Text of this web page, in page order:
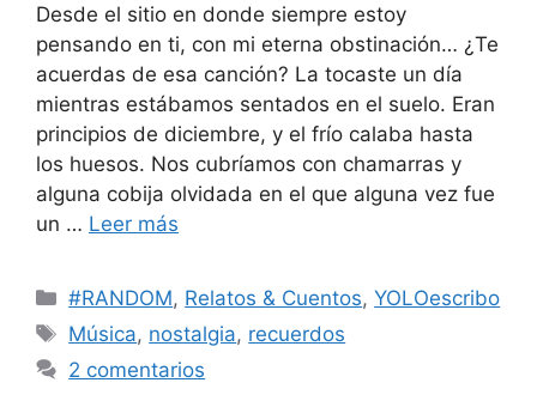
Desde el sitio en donde siempre estoy
pensando en ti, con mi eterna obstinación… ¿Te
acuerdas de esa canción? La tocaste un día
mientras estábamos sentados en el suelo. Eran
principios de diciembre, y el frío calaba hasta
los huesos. Nos cubríamos con chamarras y
alguna cobija olvidada en el que alguna vez fue
un … Leer más
Categorías
#RANDOM, Relatos & Cuentos,YOLOescribo
Etiquetas
Música, nostalgia, recuerdos
2 comentarios